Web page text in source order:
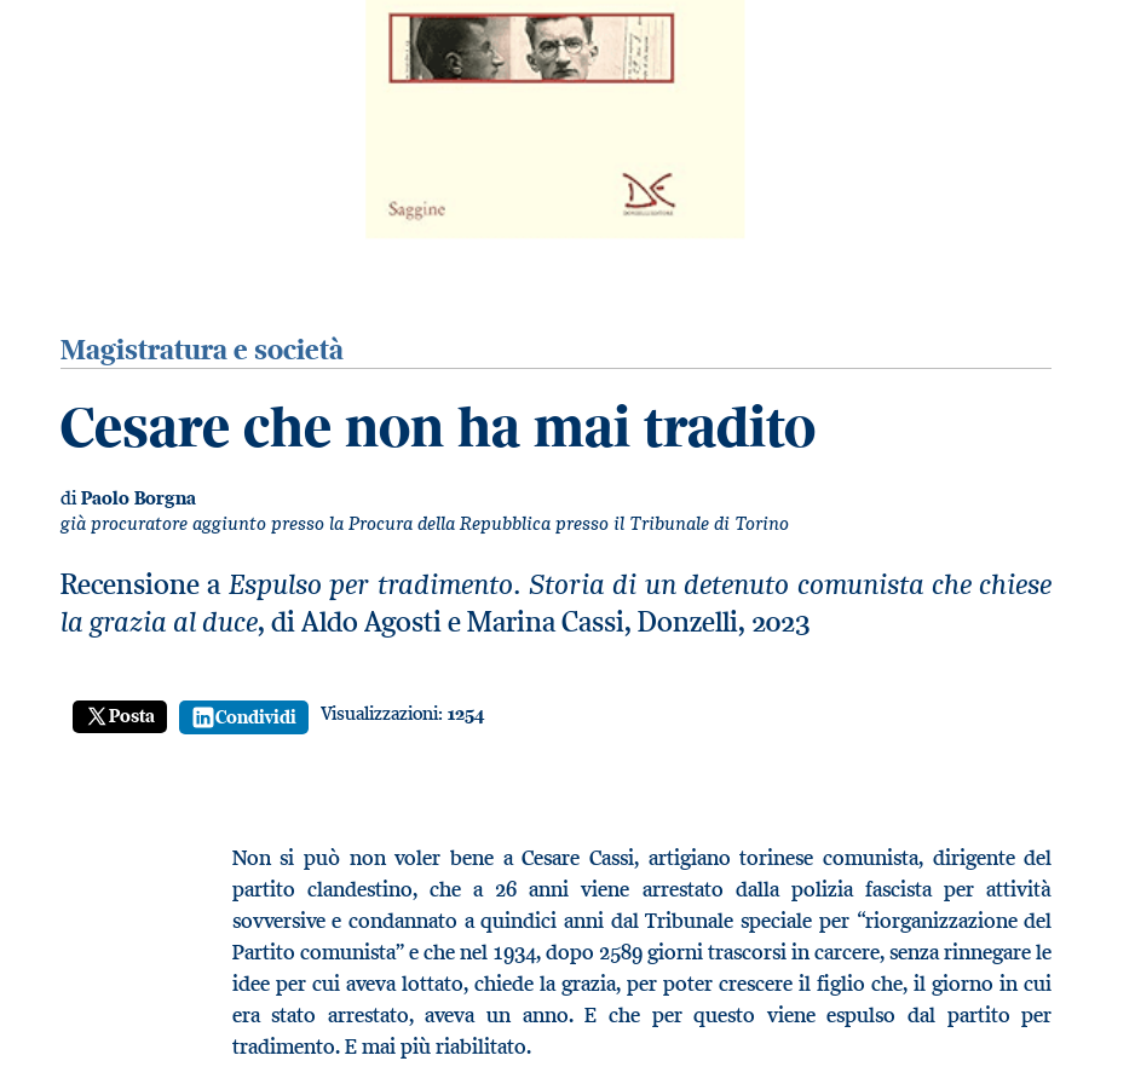
Magistratura e società
Cesare che non ha mai tradito
di Paolo Borgna
già procuratore aggiunto presso la Procura della Repubblica presso il Tribunale di Torino
Recensione a Espulso per tradimento. Storia di un detenuto comunista che chiese
la grazia al duce, di Aldo Agosti e Marina Cassi, Donzelli, 2023
Posta Condividi Visualizzazioni: 1254
Non si può non voler bene a Cesare Cassi, artigiano torinese comunista, dirigente del
partito clandestino, che a 26 anni viene arrestato dalla polizia fascista per attività
sovversive e condannato a quindici anni dal Tribunale speciale per “riorganizzazione del
Partito comunista” e che nel 1934, dopo 2589 giorni trascorsi in carcere, senza rinnegare le
idee per cui aveva lottato, chiede la grazia, per poter crescere il figlio che, il giorno in cui
era stato arrestato, aveva un anno. E che per questo viene espulso dal partito per
tradimento. E mai più riabilitato.